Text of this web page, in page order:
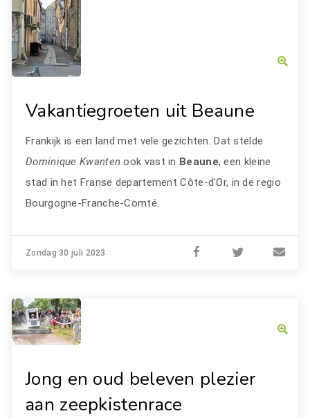
Vakantiegroeten uit Beaune
Frankijk is een land met vele gezichten. Dat stelde
Dominique Kwanten ook vast in Beaune, een kleine
stad in het Franse departement Côte-d'Or, in de regio
Bourgogne-Franche-Comté.
Zondag 30 juli 2023
Jong en oud beleven plezier
aan zeepkistenrace